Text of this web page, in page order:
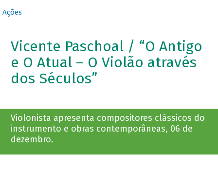
Ações
Vicente Paschoal / “O Antigo
e O Atual – O Violão através
dos Séculos”
Violonista apresenta compositores clássicos do
instrumento e obras contemporâneas, 06 de
dezembro.